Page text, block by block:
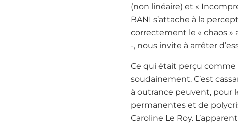
(non linéaire) et «
BANI s’attache à la
correctement le « chaos »
-, nous invite à arrêter
Ce qui était perçu comme
soudainement. C’est
à outrance peuvent, pour
permanentes et de
Caroline Le Roy.